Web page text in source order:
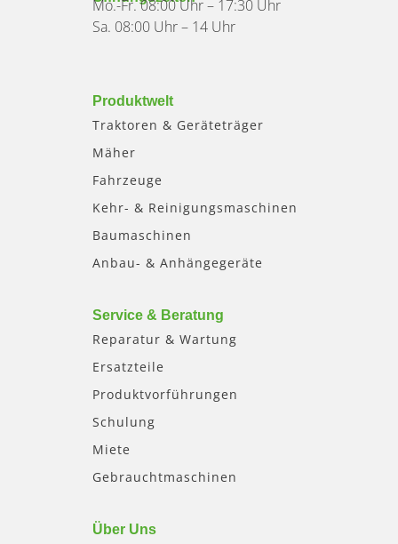
Mo.-Fr. 08:00 Uhr – 17:30 Uhr
Sa. 08:00 Uhr – 14 Uhr
Produktwelt
Traktoren & Geräteträger
Mäher
Fahrzeuge
Kehr- & Reinigungsmaschinen
Baumaschinen
Anbau- & Anhängegeräte
Service & Beratung
Reparatur & Wartung
Ersatzteile
Produktvorführungen
Schulung
Miete
Gebrauchtmaschinen
Über Uns